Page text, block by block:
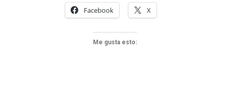
Facebook X
Me gusta esto: